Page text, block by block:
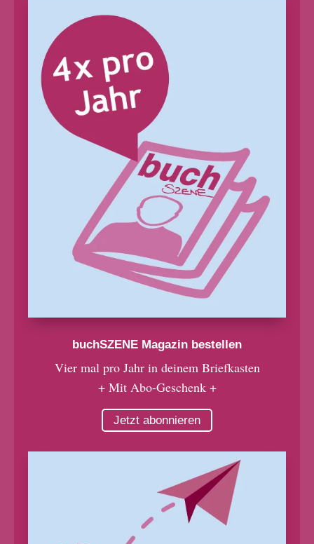
buchSZENE Magazin bestellen
Vier mal pro Jahr in deinem Briefkasten
+ Mit Abo-Geschenk +
Jetzt abonnieren